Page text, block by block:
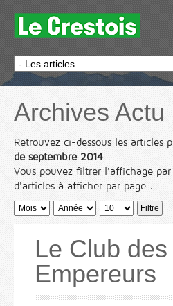
Archives Actu
Retrouvez ci-dessous les articles
de septembre 2014
Vous pouvez filtrer l'affichage
d'articles à afficher par page :
Filtre
Le Club des
Empereurs